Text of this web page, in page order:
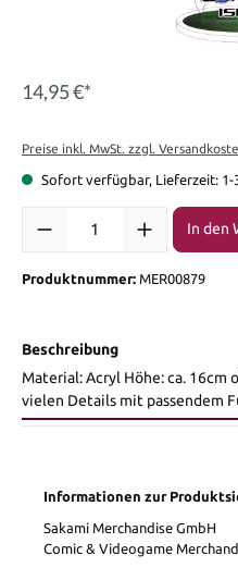
14,95 €*
Preise inkl. MwSt. zzgl.
Sofort verfügbar, Lieferzeit: 1-
Produkt Anzahl: Gib den
In den
Produktnummer: MER00879
Beschreibung
Material: Acryl Höhe: ca.
vielen Details mit passendem
Informationen zur
Sakami Merchandise GmbH
Comic & Videogame